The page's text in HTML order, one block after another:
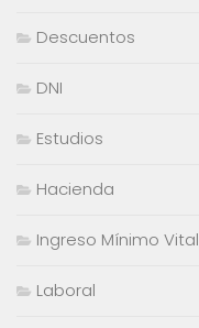
Descuentos
DNI
Estudios
Hacienda
Ingreso Mínimo Vital
Laboral